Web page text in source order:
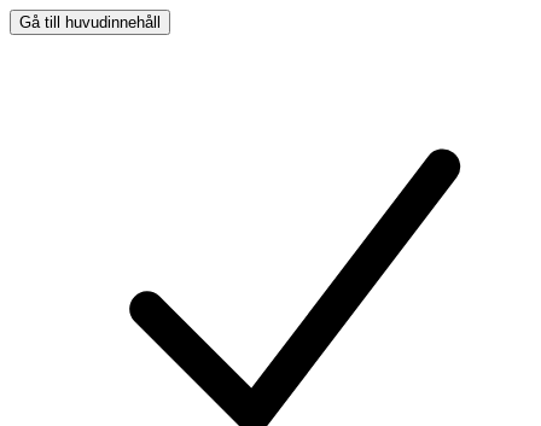
Gå till huvudinnehåll